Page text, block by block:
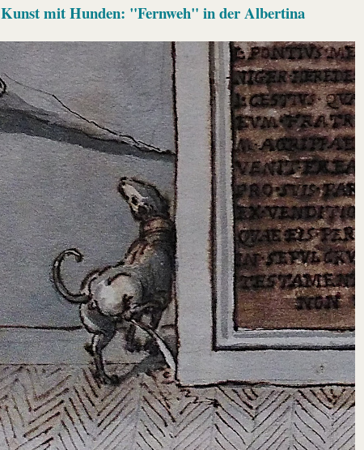
Kunst mit Hunden: "Fernweh" in der Albertina